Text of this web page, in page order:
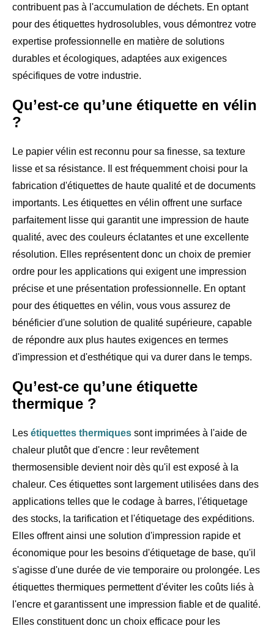
contribuent pas à l'accumulation de déchets. En optant
pour des étiquettes hydrosolubles, vous démontrez votre
expertise professionnelle en matière de solutions
durables et écologiques, adaptées aux exigences
spécifiques de votre industrie.
Qu’est-ce qu’une étiquette en vélin
?
Le papier vélin est reconnu pour sa finesse, sa texture
lisse et sa résistance. Il est fréquemment choisi pour la
fabrication d'étiquettes de haute qualité et de documents
importants. Les étiquettes en vélin offrent une surface
parfaitement lisse qui garantit une impression de haute
qualité, avec des couleurs éclatantes et une excellente
résolution. Elles représentent donc un choix de premier
ordre pour les applications qui exigent une impression
précise et une présentation professionnelle. En optant
pour des étiquettes en vélin, vous vous assurez de
bénéficier d'une solution de qualité supérieure, capable
de répondre aux plus hautes exigences en termes
d'impression et d'esthétique qui va durer dans le temps.
Qu’est-ce qu’une étiquette
thermique ?
Les étiquettes thermiques sont imprimées à l'aide de
chaleur plutôt que d'encre : leur revêtement
thermosensible devient noir dès qu'il est exposé à la
chaleur. Ces étiquettes sont largement utilisées dans des
applications telles que le codage à barres, l'étiquetage
des stocks, la tarification et l'étiquetage des expéditions.
Elles offrent ainsi une solution d'impression rapide et
économique pour les besoins d'étiquetage de base, qu'il
s'agisse d'une durée de vie temporaire ou prolongée. Les
étiquettes thermiques permettent d'éviter les coûts liés à
l'encre et garantissent une impression fiable et de qualité.
Elles constituent donc un choix efficace pour les